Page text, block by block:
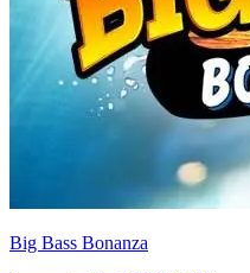
Big Bass Bonanza